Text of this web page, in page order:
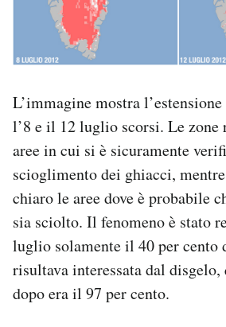
L’immagine mostra
l’8 e il 12 luglio scorsi. Le zone
aree in cui si è sicuramente
scioglimento dei ghiacci,
chiaro le aree dove è probabile
sia sciolto. Il fenomeno è stato
luglio solamente il 40 per cento
risultava interessata dal
dopo era il 97 per cento.